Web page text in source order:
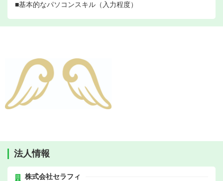
■基本的なパソコンスキル（入力程度）
法人情報
株式会社セラフィ